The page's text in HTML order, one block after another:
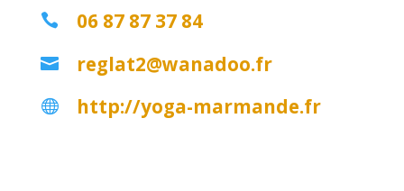
 06 87 87 37 84
 reglat2@wanadoo.fr
 http://yoga-marmande.fr